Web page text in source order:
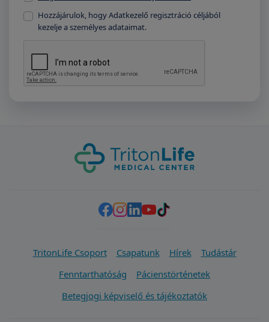
Hozzájárulok, hogy Adatkezelő regisztráció céljából
kezelje a személyes adataimat.
TritonLife Csoport Csapatunk Hírek
Tudástár
Fenntarthatóság
Pácienstörténetek
Betegjogi képviselő és tájékoztatók